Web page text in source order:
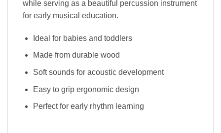
while serving as a beautiful percussion instrument
for early musical education.
Ideal for babies and toddlers
Made from durable wood
Soft sounds for acoustic development
Easy to grip ergonomic design
Perfect for early rhythm learning